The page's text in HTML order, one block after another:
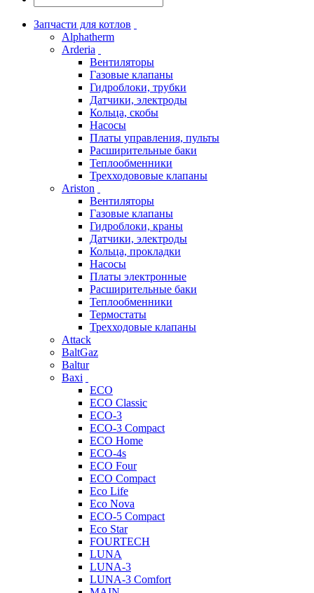
Запчасти для котлов
Alphatherm
Arderia
Вентиляторы
Газовые клапаны
Гидроблоки, трубки
Датчики, электроды
Кольца, скобы
Насосы
Платы управления, пульты
Расширительные баки
Теплообменники
Трехходововые клапаны
Ariston
Вентиляторы
Газовые клапаны
Гидроблоки, краны
Датчики, электроды
Кольца, прокладки
Насосы
Платы электронные
Расширительные баки
Теплообменники
Термостаты
Трехходовые клапаны
Attack
BaltGaz
Baltur
Baxi
ECO
ECO Classic
ECO-3
ECO-3 Compact
ECO Home
ECO-4s
ECO Four
ECO Compact
Eco Life
Eco Nova
ECO-5 Compact
Eco Star
FOURTECH
LUNA
LUNA-3
LUNA-3 Comfort